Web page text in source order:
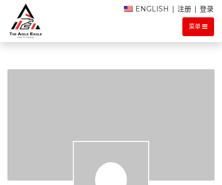
菜单
ENGLISH | 注册 | 登录